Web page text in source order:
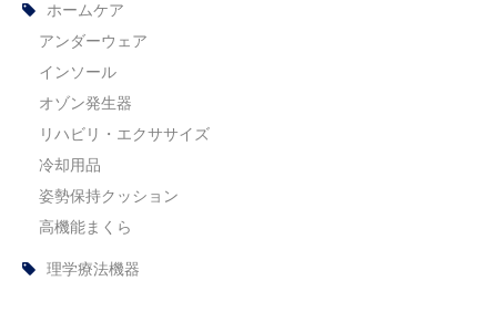
ホームケア
アンダーウェア
インソール
オゾン発生器
リハビリ・エクササイズ
冷却用品
姿勢保持クッション
高機能まくら
理学療法機器